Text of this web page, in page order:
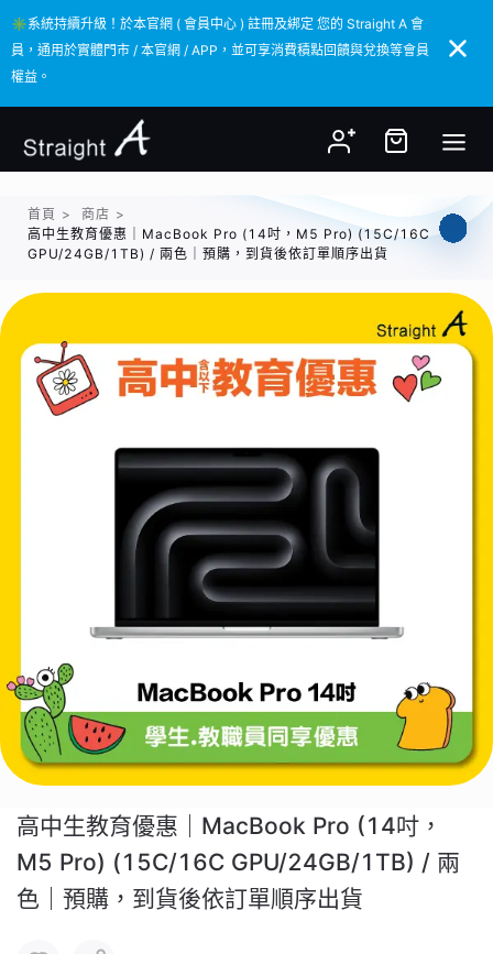
✳️系統持續升級！於本官網 ( 會員中心 ) 註冊及綁定 您的 Straight A 會
員，通用於實體門市 / 本官網 / APP，並可享消費積點回饋與兌換等會員
權益。
✳️系統持續升級！於本官網 ( 會員中心 ) 註冊及綁定 您的 Straight A 會
員，通用於實體門市 / 本官網 / APP，並可享消費積點回饋與兌換等會員
權益。
首頁 > 商店 >
高中生教育優惠｜MacBook Pro (14吋，M5 Pro) (15C/16C
GPU/24GB/1TB) / 兩色｜預購，到貨後依訂單順序出貨
高中生教育優惠｜MacBook Pro (14吋，
M5 Pro) (15C/16C GPU/24GB/1TB) / 兩
色｜預購，到貨後依訂單順序出貨